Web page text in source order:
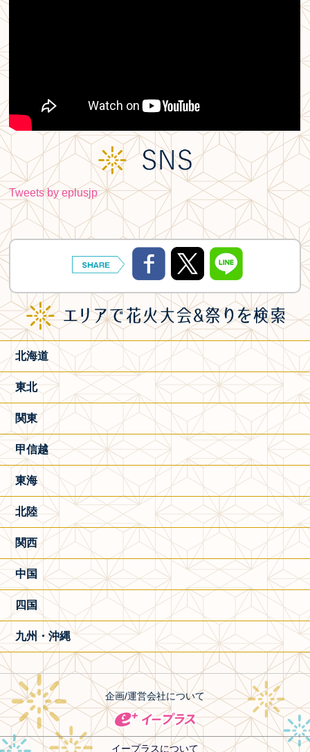
Tweets by eplusjp
北海道
東北
関東
甲信越
東海
北陸
関西
中国
四国
九州・沖縄
企画/運営会社について
イープラスについて